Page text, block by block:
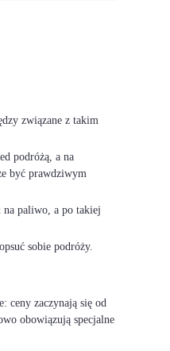
związane z takim
podróżą, a na
być prawdziwym
na paliwo, a po takiej
sobie podróży.
ceny zaczynają się od
obowiązują specjalne